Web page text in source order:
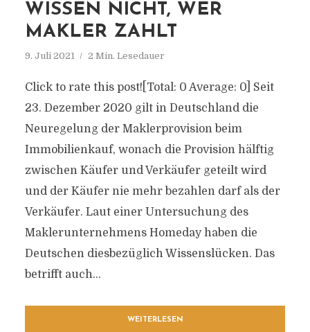
WISSEN NICHT, WER
MAKLER ZAHLT
9. Juli 2021 2 Min. Lesedauer
Click to rate this post![Total: 0 Average: 0] Seit
23. Dezember 2020 gilt in Deutschland die
Neuregelung der Maklerprovision beim
Immobilienkauf, wonach die Provision hälftig
zwischen Käufer und Verkäufer geteilt wird
und der Käufer nie mehr bezahlen darf als der
Verkäufer. Laut einer Untersuchung des
Maklerunternehmens Homeday haben die
Deutschen diesbezüglich Wissenslücken. Das
betrifft auch...
WEITERLESEN